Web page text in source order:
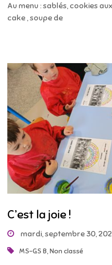
Au menu : sablés, cookies
cake , soupe de
C’est la joie !
mardi, septembre 30,
MS-GS B,Non classé